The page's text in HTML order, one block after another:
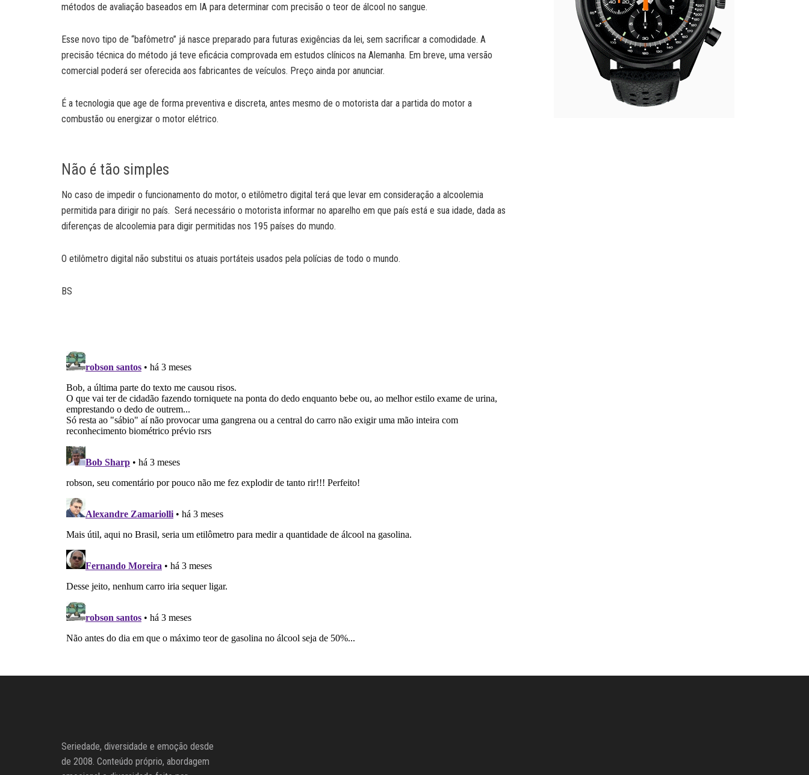
métodos de avaliação baseados em IA para determinar com precisão o teor de álcool no sangue.
Esse novo tipo de “bafômetro” já nasce preparado para futuras exigências da lei, sem sacrificar a comodidade. A
precisão técnica do método já teve eficácia comprovada em estudos clínicos na Alemanha. Em breve, uma versão
comercial poderá ser oferecida aos fabricantes de veículos. Preço ainda por anunciar.
É a tecnologia que age de forma preventiva e discreta, antes mesmo de o motorista dar a partida do motor a
combustão ou energizar o motor elétrico.
Não é tão simples
No caso de impedir o funcionamento do motor, o etilômetro digital terá que levar em consideração a alcoolemia
permitida para dirigir no país. Será necessário o motorista informar no aparelho em que país está e sua idade, dada as
diferenças de alcoolemia para digir permitidas nos 195 países do mundo.
O etilômetro digital não substitui os atuais portáteis usados pela polícias de todo o mundo.
BS
Seriedade, diversidade e emoção desde
de 2008. Conteúdo próprio, abordagem